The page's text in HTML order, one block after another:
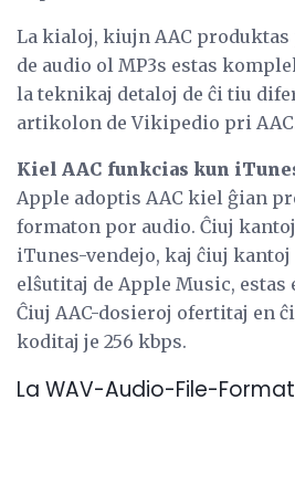
La kialoj, kiujn AAC produktas
de audio ol MP3s estas
la teknikaj detaloj de ĉi tiu
artikolon de Vikipedio pri
Kiel AAC funkcias kun
Apple adoptis AAC kiel ĝian
formaton por audio. Ĉiuj
iTunes-vendejo, kaj ĉiuj kantoj
elŝutitaj de Apple Music, estas
Ĉiuj AAC-dosieroj ofertitaj en
koditaj je 256 kbps.
La WAV-Audio-File-